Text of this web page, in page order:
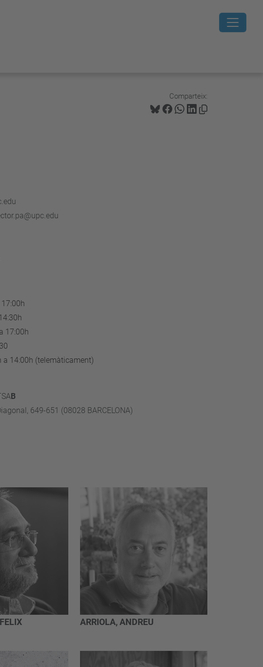
Comparteix:
17:00h
a 14:00h (telemàticament)
B
649-651 (08028 BARCELONA)
ARRIOLA, ANDREU